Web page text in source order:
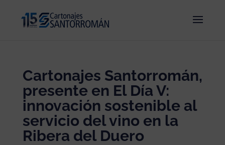
Cartonajes Santorromán,
presente en El Día V:
innovación sostenible al
servicio del vino en la
Ribera del Duero